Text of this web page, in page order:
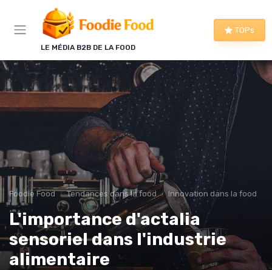
LE MÉDIA B2B DE LA FOOD
TOPs
Foodie Food Tendances dans la food Innovation dans la food
L'importance d'actalia
sensoriel dans l'industrie
alimentaire
Panneau de gestion des cookies